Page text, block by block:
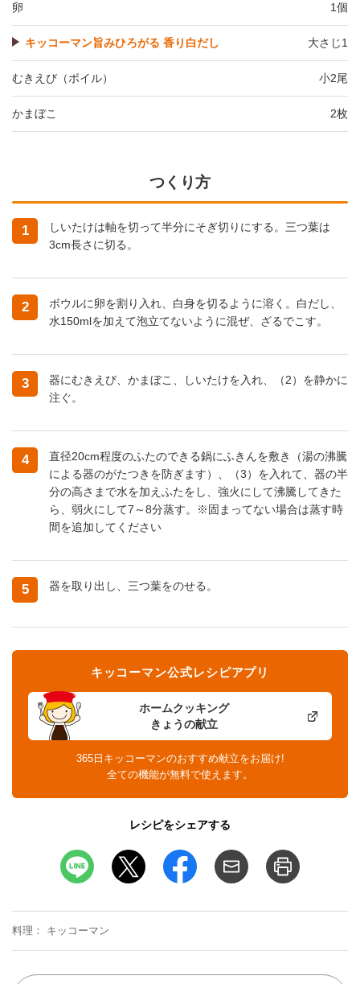
卵 1個
キッコーマン旨みひろがる 香り白だし 大さじ1
むきえび（ボイル） 小2尾
かまぼこ 2枚
つくり方
1
しいたけは軸を切って半分にそぎ切りにする。三つ葉は
3cm長さに切る。
2
ボウルに卵を割り入れ、白身を切るように溶く。白だし、
水150mlを加えて泡立てないように混ぜ、ざるでこす。
3
器にむきえび、かまぼこ、しいたけを入れ、（2）を静かに
注ぐ。
4
直径20cm程度のふたのできる鍋にふきんを敷き（湯の沸騰
による器のがたつきを防ぎます）、（3）を入れて、器の半
分の高さまで水を加えふたをし、強火にして沸騰してきた
ら、弱火にして7～8分蒸す。※固まってない場合は蒸す時
間を追加してください
5 器を取り出し、三つ葉をのせる。
ホームクッキング
きょうの献立
キッコーマン公式レシピアプリ
365日キッコーマンのおすすめ献立をお届け!
全ての機能が無料で使えます。
レシピをシェアする
料理 キッコーマン